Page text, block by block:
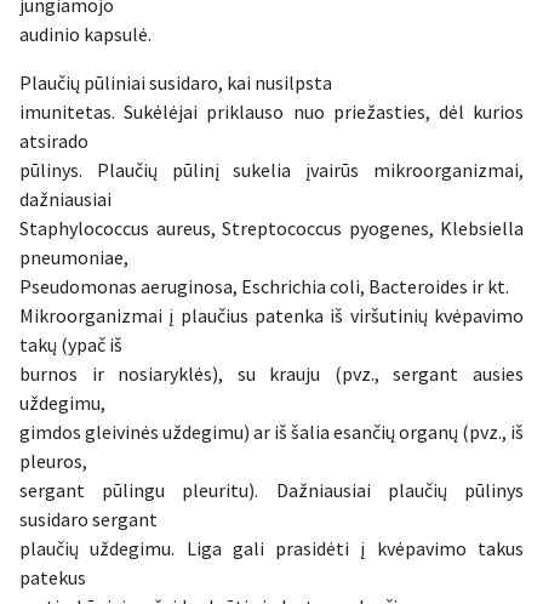
jungiamojo
audinio kapsulė.
Plaučių pūliniai susidaro, kai nusilpsta
imunitetas. Sukėlėjai priklauso nuo priežasties, dėl kurios
atsirado
pūlinys. Plaučių pūlinį sukelia įvairūs mikroorganizmai,
dažniausiai
Staphylococcus aureus, Streptococcus pyogenes, Klebsiella
pneumoniae,
Pseudomonas aeruginosa, Eschrichia coli, Bacteroides ir kt.
Mikroorganizmai į plaučius patenka iš viršutinių kvėpavimo
takų (ypač iš
burnos ir nosiaryklės), su krauju (pvz., sergant ausies
uždegimu,
gimdos gleivinės uždegimu) ar iš šalia esančių organų (pvz., iš
pleuros,
sergant pūlingu pleuritu). Dažniausiai plaučių pūlinys
susidaro sergant
plaučių uždegimu. Liga gali prasidėti į kvėpavimo takus
patekus